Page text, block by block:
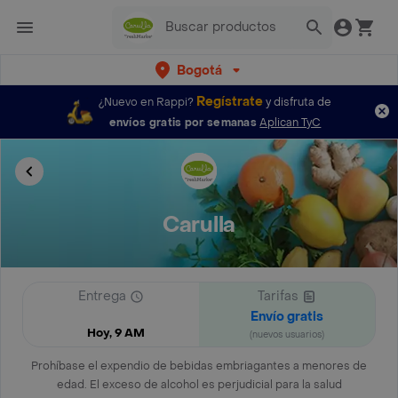
Bogotá
¿Nuevo en Rappi? Regístratey disfruta de
envíos gratis por semanas Aplican TyC
Carulla
Entrega
Hoy, 9 AM
Tarifas
Envío gratis
(nuevos usuarios)
Prohíbase el expendio de bebidas embriagantes a menores de
edad. El exceso de alcohol es perjudicial para la salud